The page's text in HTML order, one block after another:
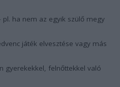
ha nem az egyik szülő megy
játék elvesztése vagy más
gyerekekkel, felnőttekkel való